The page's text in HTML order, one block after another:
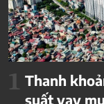
1 Thanh
suất vay